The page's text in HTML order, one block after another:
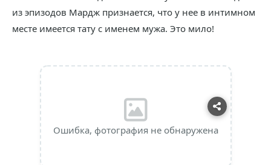
из эпизодов Мардж признается, что у нее в интимном
месте имеется тату с именем мужа. Это мило!
Ошибка, фотография не обнаружена